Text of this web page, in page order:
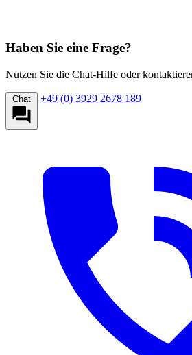
Haben Sie eine Frage?
Nutzen Sie die Chat-Hilfe oder
Chat +49 (0) 3929 2678 189